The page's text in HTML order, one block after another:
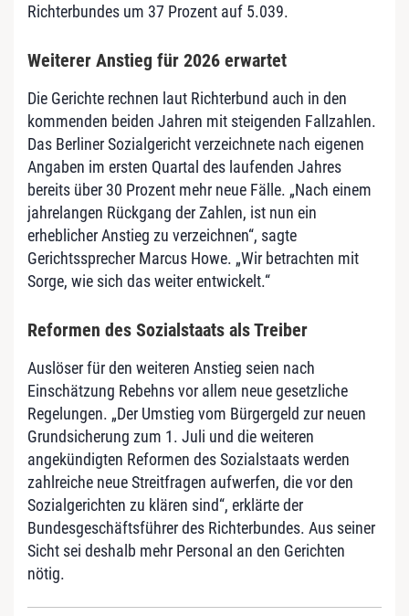
Richterbundes um 37 Prozent auf 5.039.
Weiterer Anstieg für 2026 erwartet
Die Gerichte rechnen laut Richterbund auch in den
kommenden beiden Jahren mit steigenden Fallzahlen.
Das Berliner Sozialgericht verzeichnete nach eigenen
Angaben im ersten Quartal des laufenden Jahres
bereits über 30 Prozent mehr neue Fälle. „Nach einem
jahrelangen Rückgang der Zahlen, ist nun ein
erheblicher Anstieg zu verzeichnen“, sagte
Gerichtssprecher Marcus Howe. „Wir betrachten mit
Sorge, wie sich das weiter entwickelt.“
Reformen des Sozialstaats als Treiber
Auslöser für den weiteren Anstieg seien nach
Einschätzung Rebehns vor allem neue gesetzliche
Regelungen. „Der Umstieg vom Bürgergeld zur neuen
Grundsicherung zum 1. Juli und die weiteren
angekündigten Reformen des Sozialstaats werden
zahlreiche neue Streitfragen aufwerfen, die vor den
Sozialgerichten zu klären sind“, erklärte der
Bundesgeschäftsführer des Richterbundes. Aus seiner
Sicht sei deshalb mehr Personal an den Gerichten
nötig.